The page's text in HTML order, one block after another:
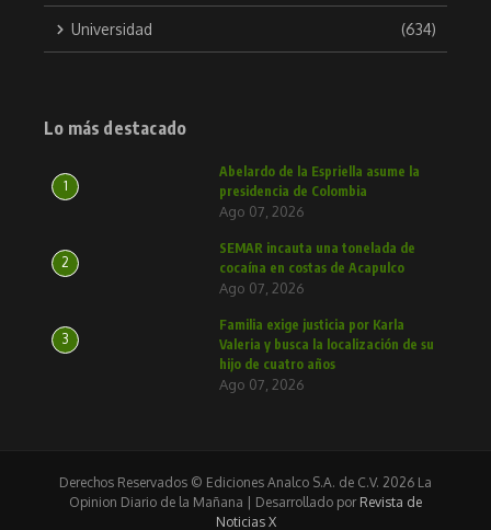
Universidad (634)
Lo más destacado
1
Abelardo de la Espriella asume la
presidencia de Colombia
Ago 07, 2026
2
SEMAR incauta una tonelada de
cocaína en costas de Acapulco
Ago 07, 2026
3
Familia exige justicia por Karla
Valeria y busca la localización de su
hijo de cuatro años
Ago 07, 2026
Derechos Reservados © Ediciones Analco S.A. de C.V. 2026 La
Opinion Diario de la Mañana | Desarrollado por Revista de
Noticias X